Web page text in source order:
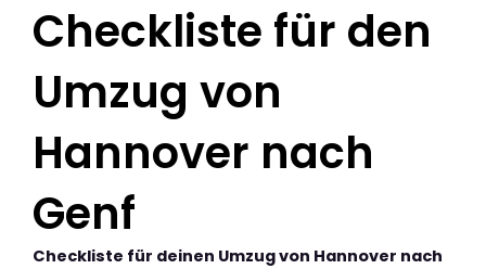
Checkliste für den
Umzug von
Hannover nach
Genf
Checkliste für deinen Umzug von Hannover nach